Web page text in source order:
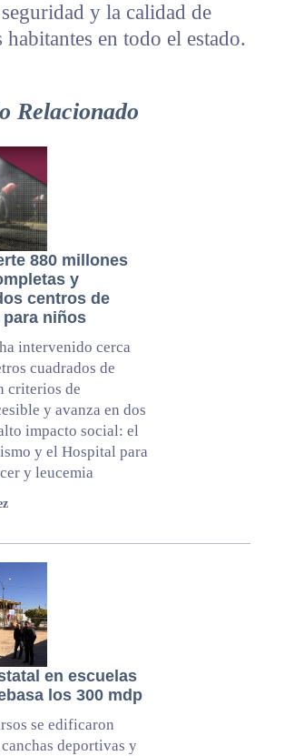
y la calidad de
en todo el estado.
Relacionado
880 millones
y
centros de
niños
intervenido cerca
cuadrados de
criterios de
y avanza en dos
impacto social: el
y el Hospital para
y leucemia
en escuelas
los 300 mdp
se edificaron
deportivas y